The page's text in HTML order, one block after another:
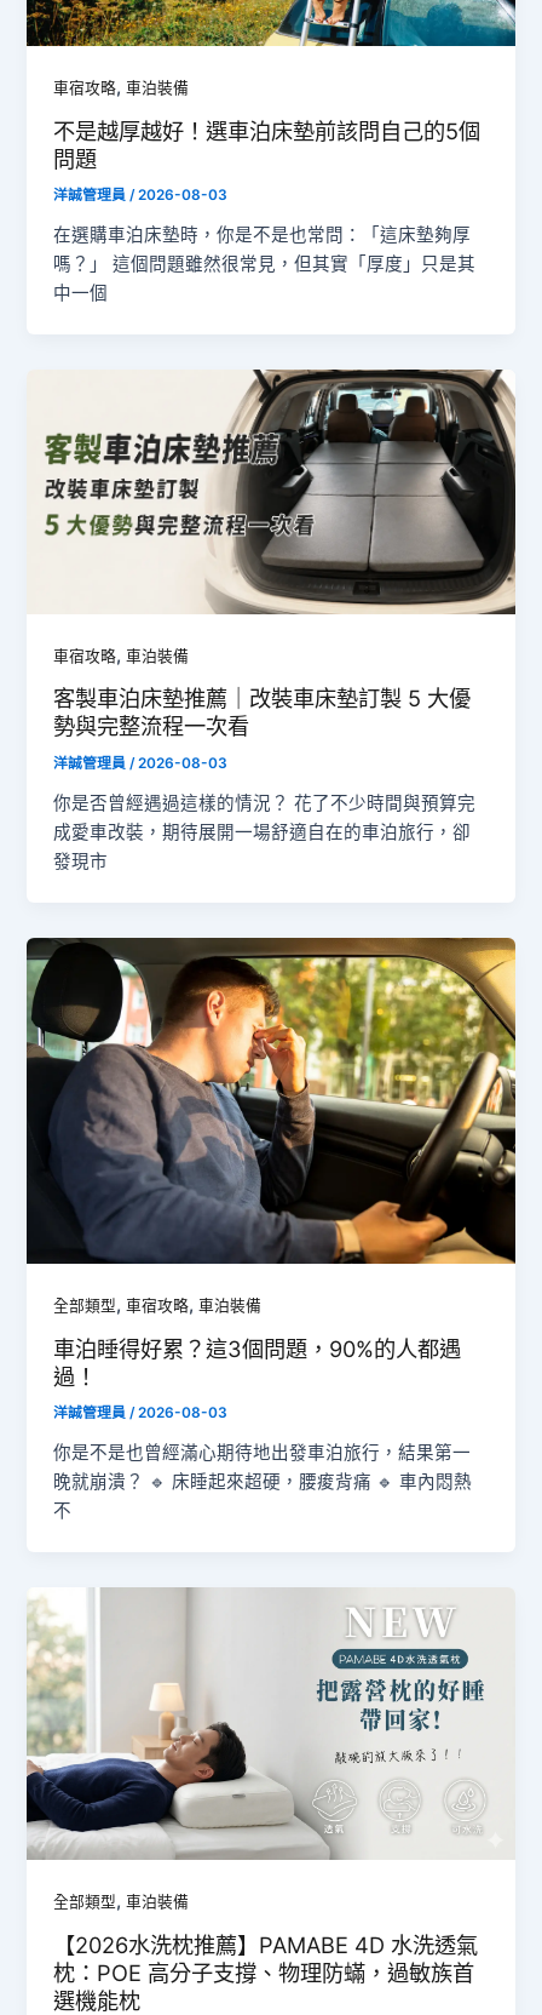
車宿攻略,車泊裝備
不是越厚越好！選車泊床墊前該問自己的5個
問題
洋誠管理員/2026-08-03
在選購車泊床墊時，你是不是也常問：「這床墊夠厚
嗎？」 這個問題雖然很常見，但其實「厚度」只是其
中一個
車宿攻略,車泊裝備
客製車泊床墊推薦｜改裝車床墊訂製 5 大優
勢與完整流程一次看
洋誠管理員/2026-08-03
你是否曾經遇過這樣的情況？ 花了不少時間與預算完
成愛車改裝，期待展開一場舒適自在的車泊旅行，卻
發現市
全部類型,車宿攻略,車泊裝備
車泊睡得好累？這3個問題，90%的人都遇
過！
洋誠管理員/2026-08-03
你是不是也曾經滿心期待地出發車泊旅行，結果第一
晚就崩潰？ 🔹 床睡起來超硬，腰痠背痛 🔹 車內悶熱
不
全部類型,車泊裝備
【2026水洗枕推薦】PAMABE 4D 水洗透氣
枕：POE 高分子支撐、物理防蟎，過敏族首
選機能枕